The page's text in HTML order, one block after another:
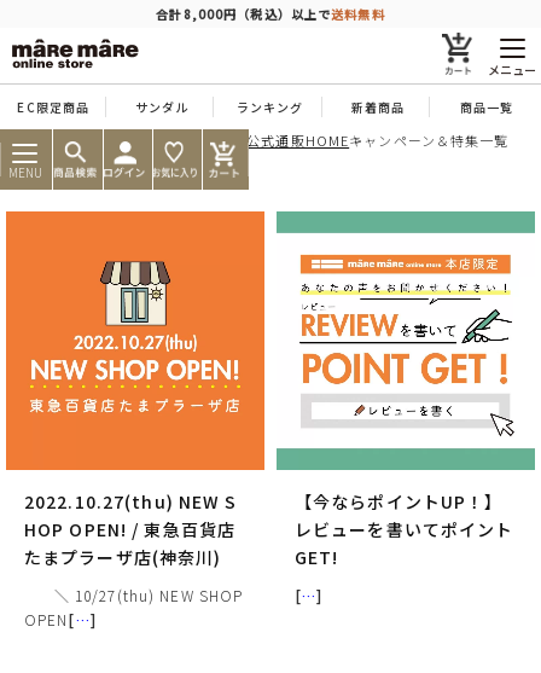
合計8,000円（税込）以上で送料無料
メニュー
EC限定商品 サンダル ランキング 新着商品 商品一覧
MENU
痛くならない靴ならマーレマーレ公式通販HOMEキャンペーン＆特集一覧
2022.10.27(thu) NEW S
HOP OPEN! / 東急百貨店
たまプラーザ店(神奈川)
＼ 10/27(thu) NEW SHOP
OPEN[…]
【今ならポイントUP！】
レビューを書いてポイント
GET!
[…]
商品を探す
人気ワード #コンフォート #パンプス #スニーカー #ブーツ
特徴
カラー